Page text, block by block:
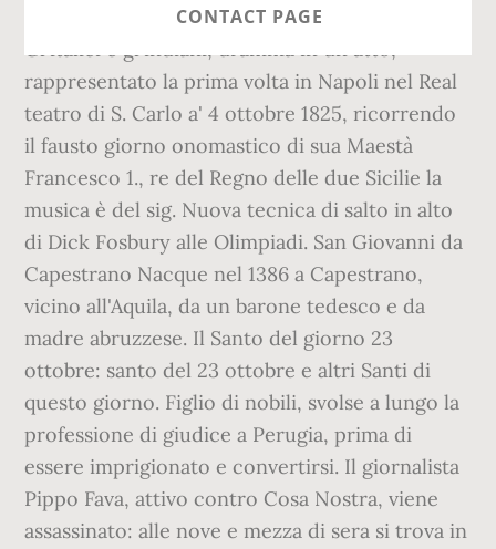
CONTACT PAGE
Gl'italici e gl'indiani, dramma in un atto,
rappresentato la prima volta in Napoli nel Real
teatro di S. Carlo a' 4 ottobre 1825, ricorrendo
il fausto giorno onomastico di sua Maestà
Francesco 1., re del Regno delle due Sicilie la
musica è del sig. Nuova tecnica di salto in alto
di Dick Fosbury alle Olimpiadi. San Giovanni da
Capestrano Nacque nel 1386 a Capestrano,
vicino all'Aquila, da un barone tedesco e da
madre abruzzese. Il Santo del giorno 23
ottobre: santo del 23 ottobre e altri Santi di
questo giorno. Figlio di nobili, svolse a lungo la
professione di giudice a Perugia, prima di
essere imprigionato e convertirsi. Il giornalista
Pippo Fava, attivo contro Cosa Nostra, viene
assassinato: alle nove e mezza di sera si trova in